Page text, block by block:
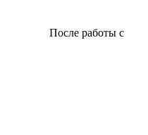
После работы с